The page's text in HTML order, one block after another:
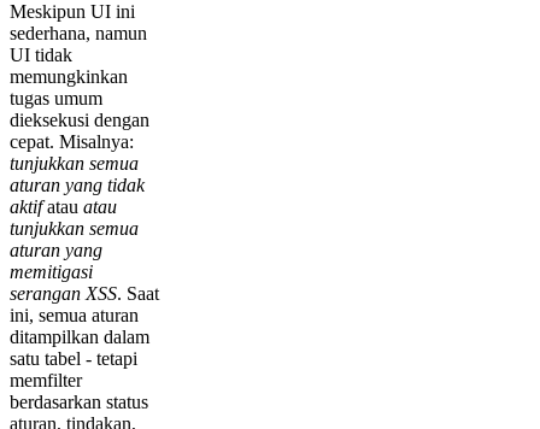
Meskipun UI ini
sederhana, namun
UI tidak
memungkinkan
tugas umum
dieksekusi dengan
cepat. Misalnya:
tunjukkan semua
aturan yang tidak
aktifatau atau
tunjukkan semua
aturan yang
memitigasi
serangan XSS. Saat
ini, semua aturan
ditampilkan dalam
satu tabel - tetapi
memfilter
berdasarkan status
aturan, tindakan,